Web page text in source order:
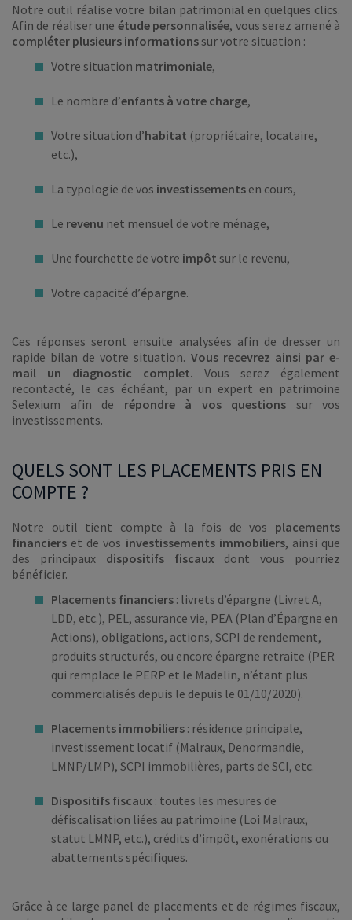
Notre outil réalise votre bilan patrimonial en quelques clics.
Afin de réaliser une étude personnalisée, vous serez amené à
compléter plusieurs informationssur votre situation :
Votre situation matrimoniale,
Le nombre d’enfants à votre charge,
Votre situation d’habitat (propriétaire, locataire,
etc.),
La typologie de vos investissements en cours,
Le revenu net mensuel de votre ménage,
Une fourchette de votre impôt sur le revenu,
Votre capacité d’épargne.
Ces réponses seront ensuite analysées afin de dresser un
rapide bilan de votre situation. Vous recevrez ainsi par e-
mail un diagnostic complet. Vous serez également
recontacté, le cas échéant, par un expert en patrimoine
Selexium afin de répondre à vos questions sur vos
investissements.
QUELS SONT LES PLACEMENTS PRIS EN
COMPTE ?
Notre outil tient compte à la fois de vos placements
financiers et de vos investissements immobiliers, ainsi que
des principaux dispositifs fiscaux dont vous pourriez
bénéficier.
Placements financiers : livrets d’épargne (Livret A,
LDD, etc.), PEL, assurance vie, PEA (Plan d’Épargne en
Actions), obligations, actions, SCPI de rendement,
produits structurés, ou encore épargne retraite (PER
qui remplace le PERP et le Madelin, n’étant plus
commercialisés depuis le depuis le 01/10/2020).
Placements immobiliers : résidence principale,
investissement locatif (Malraux, Denormandie,
LMNP/LMP), SCPI immobilières, parts de SCI, etc.
Dispositifs fiscaux : toutes les mesures de
défiscalisation liées au patrimoine (Loi Malraux,
statut LMNP, etc.), crédits d’impôt, exonérations ou
abattements spécifiques.
Grâce à ce large panel de placements et de régimes fiscaux,